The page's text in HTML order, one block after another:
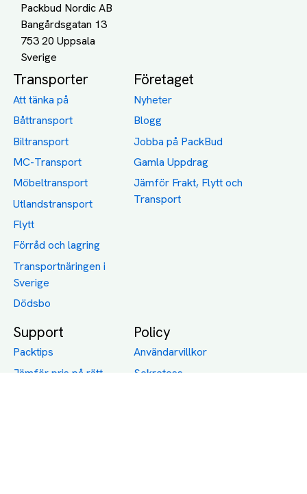
Packbud Nordic AB
Bangårdsgatan 13
753 20 Uppsala
Transporter
Att tänka på
Båttransport
Biltransport
MC-Transport
Möbeltransport
Utlandstransport
Flytt
Förråd och lagring
Transportnäringen i
Sverige
Dödsbo
Företaget
Nyheter
Blogg
Jobba på PackBud
Gamla Uppdrag
Jämför Frakt, Flytt och
Transport
Support
Packtips
Jämför pris på rätt
Policy
Användarvillkor
Sekretess